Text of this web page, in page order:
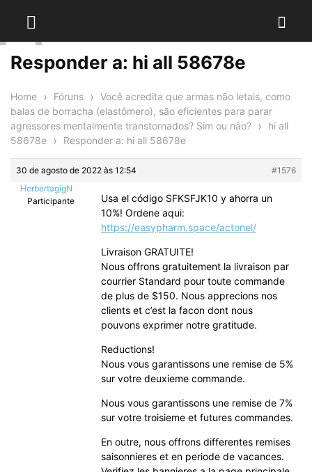
Responder a: hi all 58678e
Home › Fóruns › Você acredita que armas não letais, como
balas de borracha (elastômero), são eficientes para parar
agressores mentalmente transtornados? Sim ou não? ›
hi all
58678e › Responder a: hi all 58678e
30 de agosto de 2022 às 12:54
#1576
HerbertagigN
Participante
Usa el código SFKSFJK10 y ahorra un
10%! Ordene aqui:
https://easypharm.space/actonel/
Livraison GRATUITE!
Nous offrons gratuitement la livraison par
courrier Standard pour toute commande
de plus de $150. Nous apprecions nos
clients et c’est la facon dont nous
pouvons exprimer notre gratitude.
Reductions!
Nous vous garantissons une remise de 5%
sur votre deuxieme commande.
Nous vous garantissons une remise de 7%
sur votre troisieme et futures commandes.
En outre, nous offrons differentes remises
saisonnieres et en periode de vacances.